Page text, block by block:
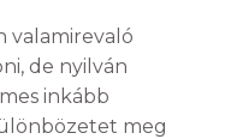
valamirevaló
de nyilván
inkább
meg